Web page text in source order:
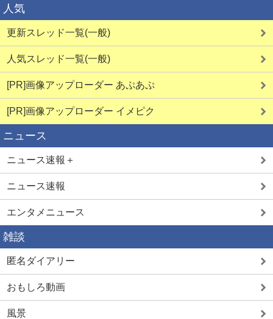
人気
更新スレッド一覧(一般)
人気スレッド一覧(一般)
[PR]画像アップローダー あぷあぷ
[PR]画像アップローダー イメピク
ニュース
ニュース速報＋
ニュース速報
エンタメニュース
雑談
匿名ダイアリー
おもしろ動画
風景